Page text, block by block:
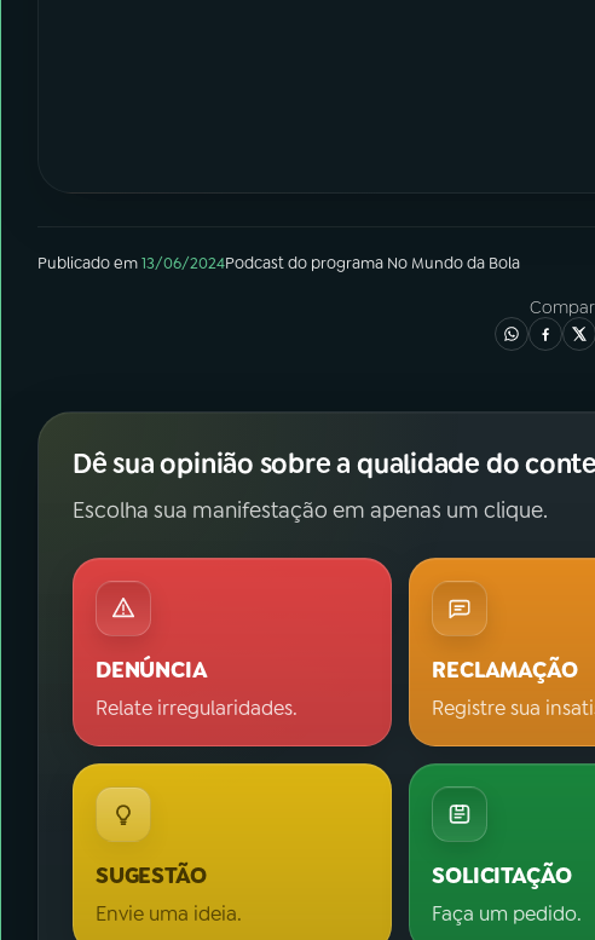
Publicado em13/06/2024Podcastdo programa No Mundo da Bola
Dê sua opinião sobre a qualidade do
Escolha sua manifestação em apenas um clique.
DENÚNCIA
Relate irregularidades.
RECLAMAÇÃO
Registre sua
SUGESTÃO
Envie uma ideia.
SOLICITAÇÃO
Faça um pedido.